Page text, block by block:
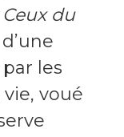
Ceux du
les
voué